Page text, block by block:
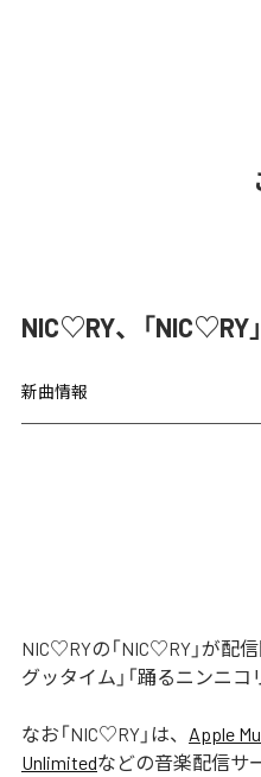
NIC♡RY、「NIC♡RY
新曲情報
NIC♡RYの「NIC♡RY」が配
グッタイム」「踊るニンニ
なお「NIC♡RY 」は、 Apple
Unlimitedなどの音楽配信サ